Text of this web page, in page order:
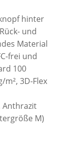
hinter
und
Material
frei und
100
m², 3D-Flex
Anthrazit
M)